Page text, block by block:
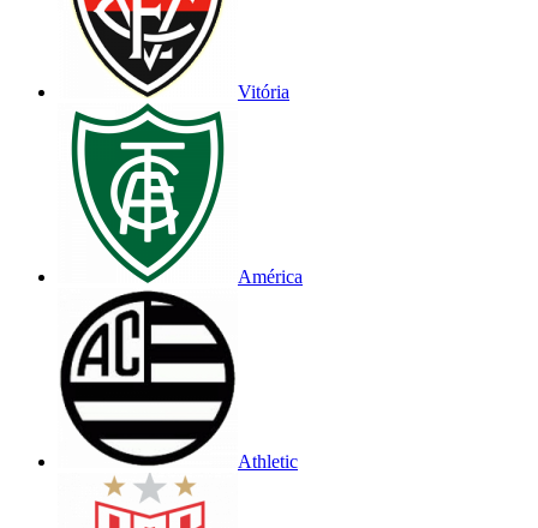
Vitória
América
Athletic